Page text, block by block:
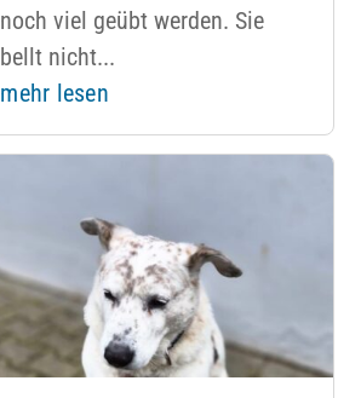
noch viel geübt werden. Sie
bellt nicht...
mehr lesen